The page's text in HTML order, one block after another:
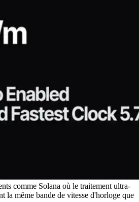
comme Solana où le traitement ultra-
la même bande de vitesse d'horloge que